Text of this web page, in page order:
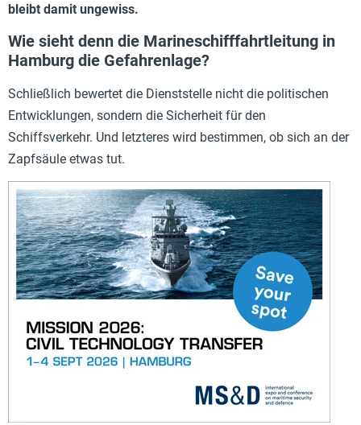
bleibt damit ungewiss.
Wie sieht denn die Marineschifffahrtleitung in
Hamburg die Gefahrenlage?
Schließlich bewertet die Dienststelle nicht die politischen
Entwicklungen, sondern die Sicherheit für den
Schiffsverkehr. Und letzteres wird bestimmen, ob sich an der
Zapfsäule etwas tut.